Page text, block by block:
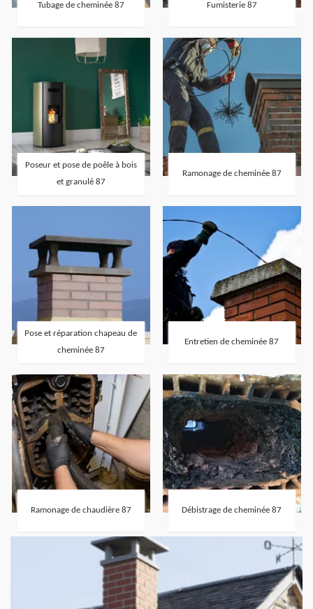
Tubage de cheminée 87 Fumisterie 87
Poseur et pose de poêle à bois
et granulé 87
Ramonage de cheminée 87
Pose et réparation chapeau de
cheminée 87
Entretien de cheminée 87
Ramonage de chaudière 87 Débistrage de cheminée 87